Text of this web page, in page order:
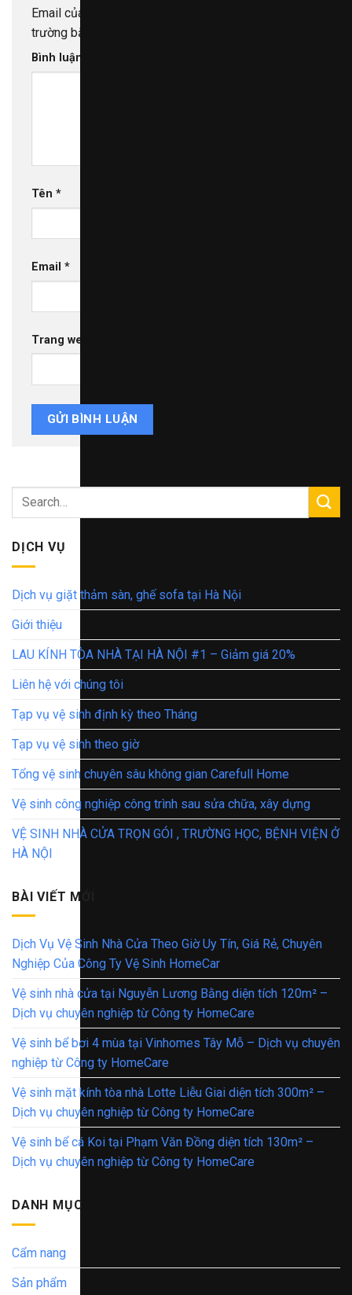
Email của bạn sẽ không được hiển thị công khai.
trường bắt buộc được đánh dấu
Bình luận
Tên *
Email *
Trang web
DỊCH VỤ
Dịch vụ giặt thảm sàn, ghế sofa tại Hà Nội
Giới thiệu
LAU KÍNH TÒA NHÀ TẠI HÀ NỘI #1 – Giảm giá 20%
Liên hệ với chúng tôi
Tạp vụ vệ sinh định kỳ theo Tháng
Tạp vụ vệ sinh theo giờ
Tổng vệ sinh chuyên sâu không gian Carefull Home
Vệ sinh công nghiệp công trình sau sửa chữa, xây dựng
VỆ SINH NHÀ CỬA TRỌN GÓI , TRƯỜNG HỌC, BỆNH VIỆN Ở
HÀ NỘI
BÀI VIẾT MỚI
Dịch Vụ Vệ Sinh Nhà Cửa Theo Giờ Uy Tín, Giá Rẻ, Chuyên
Nghiệp Của Công Ty Vệ Sinh HomeCar
Vệ sinh nhà cửa tại Nguyễn Lương Bằng diện tích 120m² –
Dịch vụ chuyên nghiệp từ Công ty HomeCare
Vệ sinh bể bơi 4 mùa tại Vinhomes Tây Mỗ – Dịch vụ chuyên
nghiệp từ Công ty HomeCare
Vệ sinh mặt kính tòa nhà Lotte Liễu Giai diện tích 300m² –
Dịch vụ chuyên nghiệp từ Công ty HomeCare
Vệ sinh bể cá Koi tại Phạm Văn Đồng diện tích 130m² –
Dịch vụ chuyên nghiệp từ Công ty HomeCare
DANH MỤC
Cẩm nang
Sản phẩm